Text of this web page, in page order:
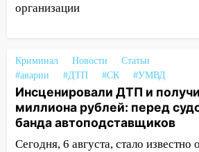
12:20 В Чердаклинском
12:00
Где есть бензин в
августа: список АЗС
11:50 Заснул рядом с
случайно задушил его: суд
приговор
организации
Криминал Новости
Статьи
#аварии
#ДТП #СК #УМВД
Инсценировали ДТП и
миллиона рублей: перед
банда автоподставщиков
Сегодня, 6 августа, стало известно